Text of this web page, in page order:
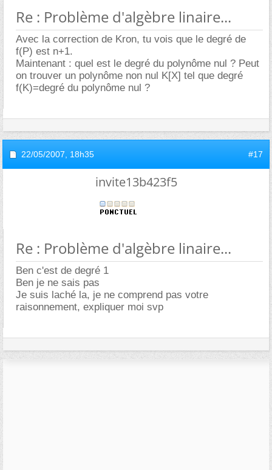
Re : Problème d'algèbre linaire...
Avec la correction de Kron, tu vois que le degré de
f(P) est n+1.
Maintenant : quel est le degré du polynôme nul ? Peut
on trouver un polynôme non nul K[X] tel que degré
f(K)=degré du polynôme nul ?
22/05/2007, 18h35 #17
invite13b423f5
Re : Problème d'algèbre linaire...
Ben c'est de degré 1
Ben je ne sais pas
Je suis laché la, je ne comprend pas votre
raisonnement, expliquer moi svp